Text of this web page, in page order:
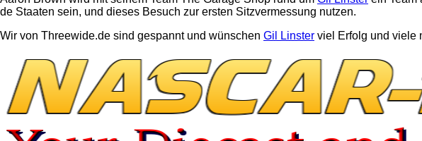
de Staaten sein, und dieses Besuch zur ersten Sitzvermessung nutzen.
Wir von Threewide.de sind gespannt und wünschen Gil Linster viel Erfolg und viele